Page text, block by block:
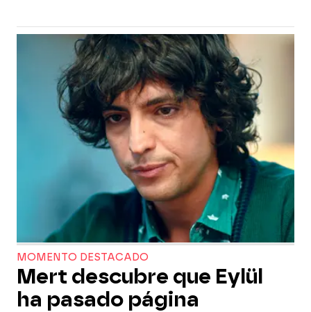
MOMENTO DESTACADO
Mert descubre que Eylül
ha pasado página